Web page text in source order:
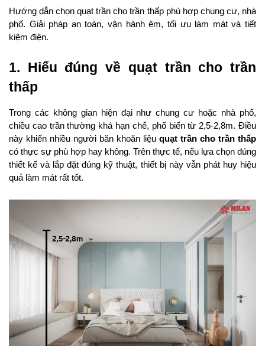
Hướng dẫn chọn quạt trần cho trần thấp phù hợp chung cư, nhà
phố. Giải pháp an toàn, vận hành êm, tối ưu làm mát và tiết
kiệm điện.
1. Hiểu đúng về quạt trần cho trần
thấp
Trong các không gian hiện đại như chung cư hoặc nhà phố,
chiều cao trần thường khá hạn chế, phổ biến từ 2,5-2,8m. Điều
này khiến nhiều người băn khoăn liệu quạt trần cho trần thấp
có thực sự phù hợp hay không. Trên thực tế, nếu lựa chọn đúng
thiết kế và lắp đặt đúng kỹ thuật, thiết bị này vẫn phát huy hiệu
quả làm mát rất tốt.